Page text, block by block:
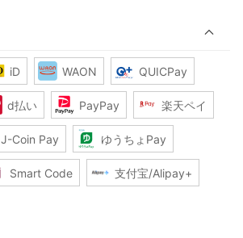
iD WAON QUICPay
d払い PayPay 楽天ペイ
J-Coin Pay ゆうちょPay
Smart Code 支付宝/Alipay+